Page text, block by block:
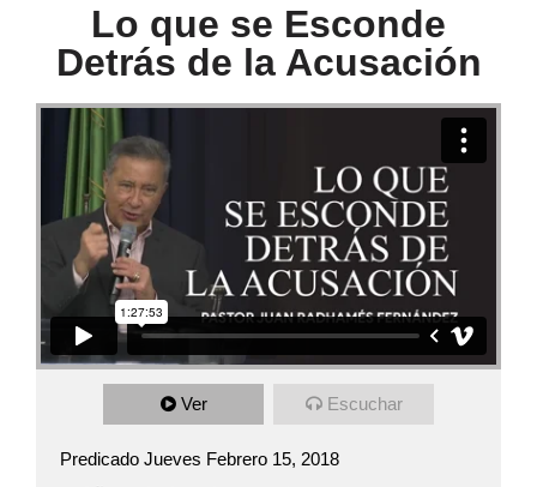
Lo que se Esconde
Detrás de la Acusación
Ver Escuchar
Predicado Jueves Febrero 15, 2018